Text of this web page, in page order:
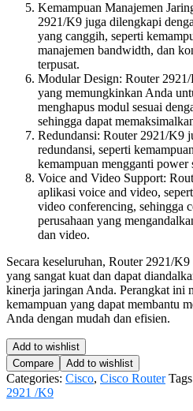
Kemampuan Manajemen
2921/K9 juga dilengkapi
yang canggih, seperti
manajemen bandwidth, dan
terpusat.
Modular Design: Router
yang memungkinkan Anda
menghapus modul sesuai
sehingga dapat
Redundansi: Router 2921/K9
redundansi, seperti
kemampuan mengganti power
Voice and Video Support:
aplikasi voice and video,
video conferencing, sehingga
perusahaan yang
dan video.
Secara keseluruhan, Router 2921/
yang sangat kuat dan dapat
kinerja jaringan Anda. Perangkat ini
kemampuan yang dapat membantu
Anda dengan mudah dan efisien.
Add to wishlist
Compare
Add to wishlist
Categories: Cisco, Cisco Router
2921 /K9